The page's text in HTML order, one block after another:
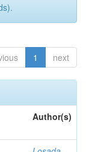
1 next
Author(s)